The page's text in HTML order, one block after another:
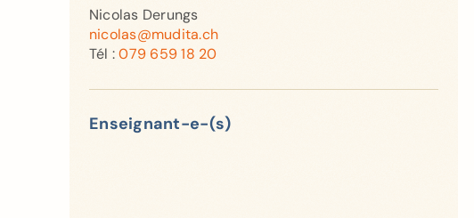
Nicolas Derungs
nicolas@mudita.ch
Tél :079 659 18 20
Enseignant-e-(s)